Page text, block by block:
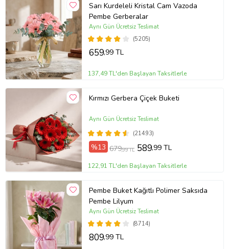
Sarı Kurdeleli Kristal Cam Vazoda
Pembe Gerberalar
(5205)
Aynı Gün Ücretsiz Teslimat
659,99 TL
137,49 TL'den Başlayan Taksitlerle
Kırmızı Gerbera Çiçek Buketi
(21493)
Aynı Gün Ücretsiz Teslimat
%13 679,99 TL 589,99 TL
122,91 TL'den Başlayan Taksitlerle
Pembe Buket Kağıtlı Polimer Saksıda
Pembe Lilyum
(8714)
Aynı Gün Ücretsiz Teslimat
809,99 TL